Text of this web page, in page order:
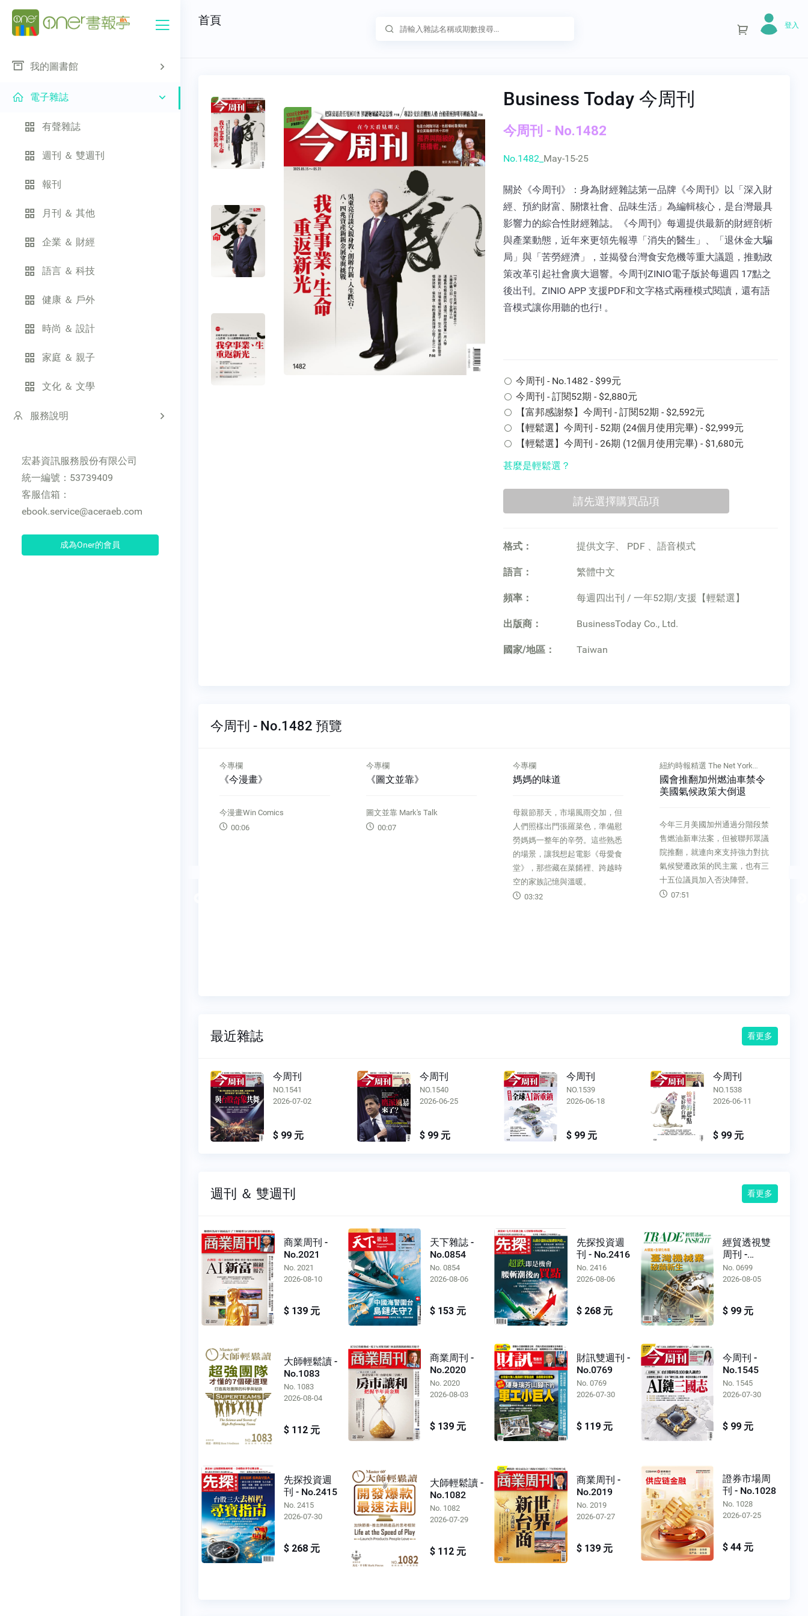
我的圖書館
電子雜誌
有聲雜誌
週刊 ＆ 雙週刊
報刊
月刊 ＆ 其他
企業 ＆ 財經
語言 ＆ 科技
健康 ＆ 戶外
時尚 ＆ 設計
家庭 ＆ 親子
文化 ＆ 文學
服務說明
宏碁資訊服務股份有限公司
統一編號：53739409
客服信箱：
ebook.service@aceraeb.com
成為Oner的會員
首頁 登入
Business Today 今周刊
今周刊 - No.1482
No.1482_ May-15-25
關於《今周刊》：身為財經雜誌第一品牌《今周刊》以「深入財
經、預約財富、關懷社會、品味生活」為編輯核心，是台灣最具
影響力的綜合性財經雜誌。《今周刊》每週提供最新的財經剖析
與產業動態，近年來更領先報導「消失的醫生」、「退休金大騙
局」與「苦勞經濟」，並揭發台灣食安危機等重大議題，推動政
策改革引起社會廣大迴響。今周刊ZINIO電子版於每週四 17點之
後出刊。ZINIO APP 支援PDF和文字格式兩種模式閱讀，還有語
音模式讓你用聽的也行! 。
今周刊 - No.1482 - $99元
今周刊 - 訂閱52期 - $2,880元
【富邦感謝祭】今周刊 - 訂閱52期 - $2,592元
【輕鬆選】今周刊 - 52期 (24個月使用完畢) - $2,999元
【輕鬆選】今周刊 - 26期 (12個月使用完畢) - $1,680元
甚麼是輕鬆選？
格式： 提供文字、 PDF 、語音模式
語言： 繁體中文
頻率： 每週四出刊 / 一年52期/支援【輕鬆選】
出版商： BusinessToday Co., Ltd.
國家/地區： Taiwan
今周刊 - No.1482 預覽
今專欄
《今漫畫》
今漫畫Win Comics
00:06
今專欄
《圖文並靠》
圖文並靠 Mark's Talk
00:07
今專欄
媽媽的味道
母親節那天，市場風雨交加，但
人們照樣出門張羅菜色，準備慰
勞媽媽一整年的辛勞。這些熟悉
的場景，讓我想起電影《母愛食
堂》，那些藏在菜餚裡、跨越時
空的家族記憶與溫暖。
03:32
紐約時報精選 The Net York
Times
國會推翻加州燃油車禁令
美國氣候政策大倒退
今年三月美國加州通過分階段禁
售燃油新車法案，但被聯邦眾議
院推翻，就連向來支持強力對抗
氣候變遷政策的民主黨，也有三
十五位議員加入否決陣營。
07:51
最近雜誌 看更多
今周刊
NO.1541
2026-07-02
$ 99 元
今周刊
NO.1540
2026-06-25
$ 99 元
今周刊
NO.1539
2026-06-18
$ 99 元
今周刊
NO.1538
2026-06-11
$ 99 元
週刊 ＆ 雙週刊 看更多
商業周刊 -
No.2021
No. 2021
2026-08-10
$ 139 元
天下雜誌 -
No.0854
No. 0854
2026-08-06
$ 153 元
先探投資週
刊 - No.2416
No. 2416
2026-08-06
$ 268 元
經貿透視雙
周刊 -
No.0699
No. 0699
2026-08-05
$ 99 元
大師輕鬆讀 -
No.1083
No. 1083
2026-08-04
$ 112 元
商業周刊 -
No.2020
No. 2020
2026-08-03
$ 139 元
財訊雙週刊 -
No.0769
No. 0769
2026-07-30
$ 119 元
今周刊 -
No.1545
No. 1545
2026-07-30
$ 99 元
先探投資週
刊 - No.2415
No. 2415
2026-07-30
$ 268 元
大師輕鬆讀 -
No.1082
No. 1082
2026-07-29
$ 112 元
商業周刊 -
No.2019
No. 2019
2026-07-27
$ 139 元
證券市場周
刊 - No.1028
No. 1028
2026-07-25
$ 44 元